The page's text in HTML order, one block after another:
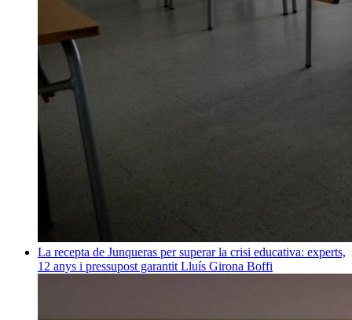
La recepta de Junqueras per superar la crisi educativa: experts,
12 anys i pressupost garantit Lluís Girona Boffi